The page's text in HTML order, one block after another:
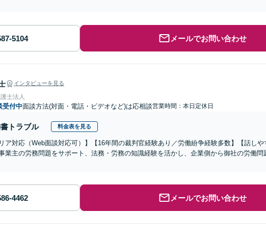
メールでお問い合わせ
インタビューを見る
士法人
受付中面談方法(対面・電話・ビデオなど)は応相談営業時間：本日定休日
トラブル 料金表を見る
ア対応（Web面談対応可）】【16年間の裁判官経験あり／労働紛争経験多数】【話し
業主の労務問題をサポート、法務・労務の知識経験を活かし、企業側から御社の労働問
メールでお問い合わせ